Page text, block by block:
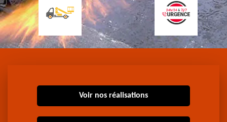
Voir nos réalisations